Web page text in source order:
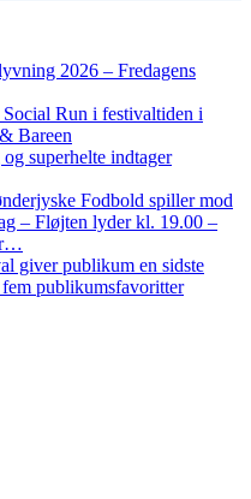
2026 – Fredagens
Social Run i festivaltiden i
Bareen
superhelte indtager
Fodbold spiller mod
– Fløjten lyder kl. 19.00 –
giver publikum en sidste
publikumsfavoritter